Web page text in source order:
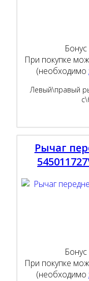
Бонус
При покупке
(необходимо
Левый\правый
Рычаг
Бонус
При покупке
(необходимо